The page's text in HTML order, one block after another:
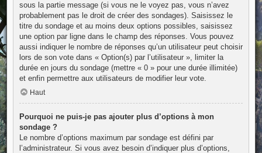
sous la partie message (si vous ne le voyez pas, vous n’avez
probablement pas le droit de créer des sondages). Saisissez le
titre du sondage et au moins deux options possibles, saisissez
une option par ligne dans le champ des réponses. Vous pouvez
aussi indiquer le nombre de réponses qu’un utilisateur peut choisir
lors de son vote dans « Option(s) par l’utilisateur », limiter la
durée en jours du sondage (mettre « 0 » pour une durée illimitée)
et enfin permettre aux utilisateurs de modifier leur vote.
Haut
Pourquoi ne puis-je pas ajouter plus d’options à mon
sondage ?
Le nombre d’options maximum par sondage est défini par
l’administrateur. Si vous avez besoin d’indiquer plus d’options,